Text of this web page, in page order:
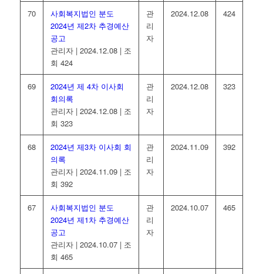
70
사회복지법인 분도
2024년 제2차 추경예산
공고
관리자 | 2024.12.08 | 조
회 424
관
리
자
2024.12.08 424
69
2024년 제 4차 이사회
회의록
관리자 | 2024.12.08 | 조
회 323
관
리
자
2024.12.08 323
68
2024년 제3차 이사회 회
의록
관리자 | 2024.11.09 | 조
회 392
관
리
자
2024.11.09 392
67
사회복지법인 분도
2024년 제1차 추경예산
공고
관리자 | 2024.10.07 | 조
회 465
관
리
자
2024.10.07 465